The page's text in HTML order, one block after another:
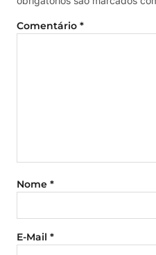
Comentário *
Nome *
E-Mail *